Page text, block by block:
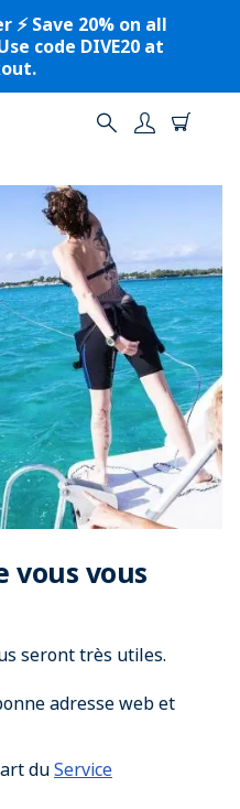
Save 20% on all
code DIVE20 at
vous vous
seront très utiles.
adresse web et
duService